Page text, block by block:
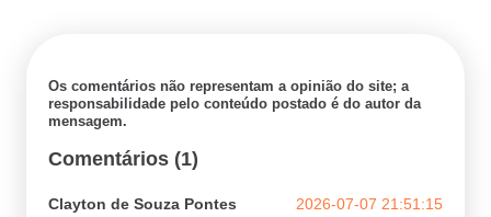
Os comentários não representam a opinião do site; a
responsabilidade pelo conteúdo postado é do autor da
mensagem.
Comentários (1)
Clayton de Souza Pontes
2026-07-07 21:51:15